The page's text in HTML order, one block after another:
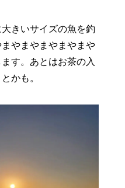
きいサイズの魚を釣
やまやまやまやまや
す。あとはお茶の入
かも。